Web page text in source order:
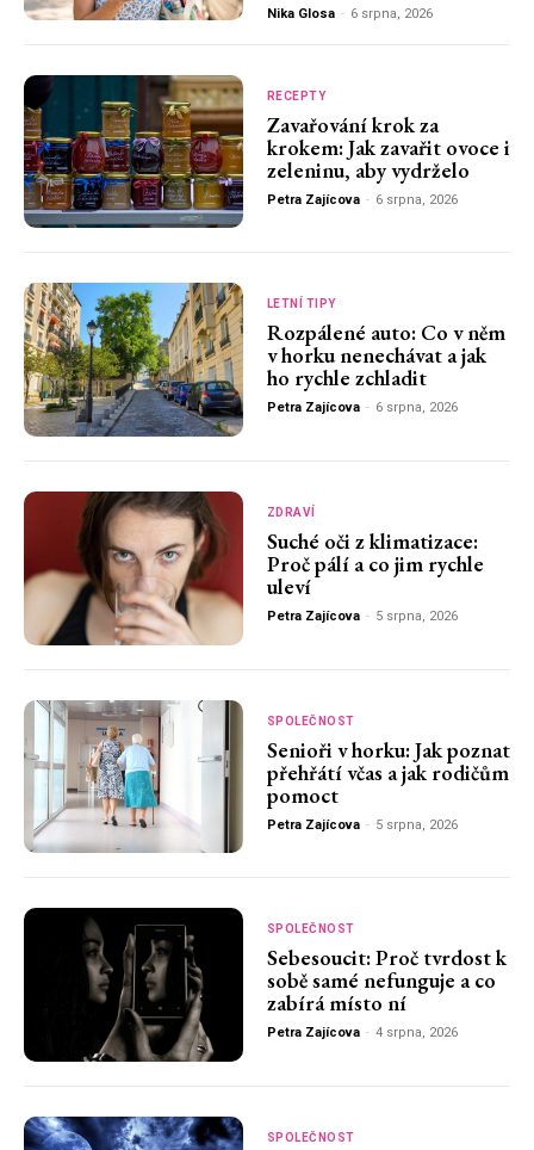
Nika Glosa - 6 srpna, 2026
RECEPTY
Zavařování krok za
krokem: Jak zavařit ovoce i
zeleninu, aby vydrželo
Petra Zajícova - 6 srpna, 2026
LETNÍ TIPY
Rozpálené auto: Co v něm
v horku nenechávat a jak
ho rychle zchladit
Petra Zajícova - 6 srpna, 2026
ZDRAVÍ
Suché oči z klimatizace:
Proč pálí a co jim rychle
uleví
Petra Zajícova - 5 srpna, 2026
SPOLEČNOST
Senioři v horku: Jak poznat
přehřátí včas a jak rodičům
pomoct
Petra Zajícova - 5 srpna, 2026
SPOLEČNOST
Sebesoucit: Proč tvrdost k
sobě samé nefunguje a co
zabírá místo ní
Petra Zajícova - 4 srpna, 2026
SPOLEČNOST